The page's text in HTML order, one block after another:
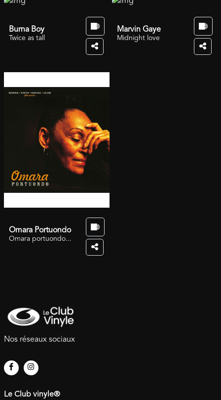
Burna Boy
Twice as tall
Marvin Gaye
Midnight love
Omara Portuondo
Omara portuondo...
Nos réseaux sociaux
Le Club vinyle®